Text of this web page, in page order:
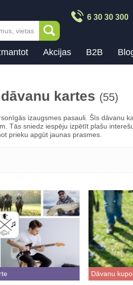
6 30 30 300
Akcijas B2B
kartes (55)
izaugsmes pasauli. Šīs dāvanu
Tās sniedz iespēju izpētīt plašu
prieku apgūt jaunas prasmes.
Dāvanu